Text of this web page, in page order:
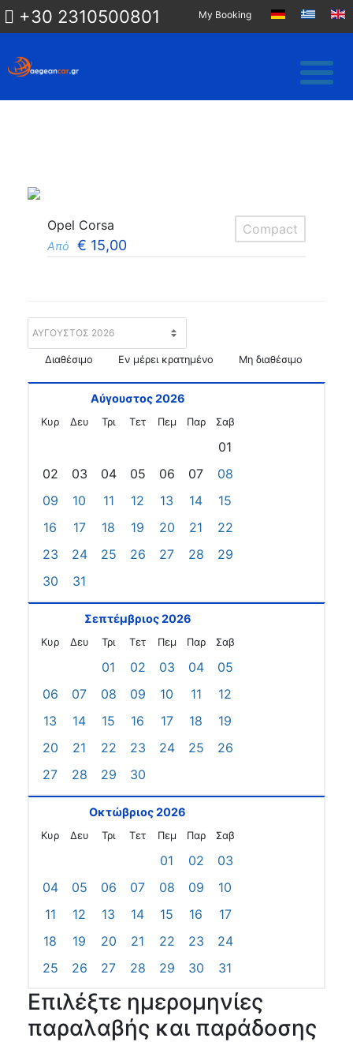
+30 2310500801 My Booking
Opel Corsa Compact
Από € 15,00
Διαθέσιμο Εν μέρει κρατημένο Μη διαθέσιμο
Αύγουστος 2026
Κυρ Δευ Τρι Τετ Πεμ Παρ Σαβ
01
02
03 04 05 06 07
08
09
10 11 12 13 14
15
16
17 18 19 20 21
22
23
24 25 26 27 28
29
30
31
Σεπτέμβριος 2026
Κυρ Δευ Τρι Τετ Πεμ Παρ Σαβ
01 02 03 04
05
06
07 08 09 10 11
12
13
14 15 16 17 18
19
20
21 22 23 24 25
26
27
28 29 30
Οκτώβριος 2026
Κυρ Δευ Τρι Τετ Πεμ Παρ Σαβ
01 02
03
04
05 06 07 08 09
10
11
12 13 14 15 16
17
18
19 20 21 22 23
24
25
26 27 28 29 30 31
Επιλέξτε ημερομηνίες
παραλαβής και παράδοσης